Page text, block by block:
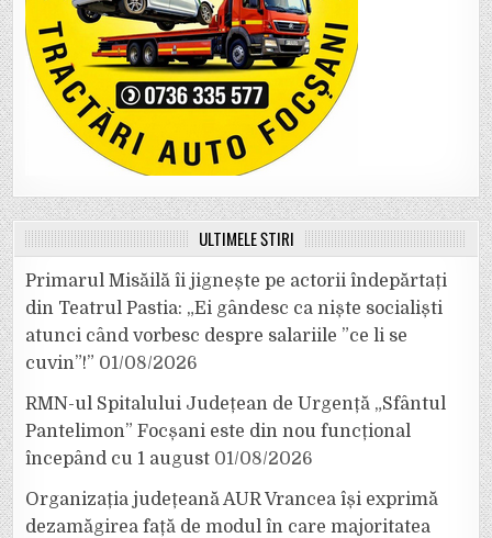
ULTIMELE ȘTIRI
Primarul Misăilă îi jignește pe actorii îndepărtați
din Teatrul Pastia: „Ei gândesc ca niște socialiști
atunci când vorbesc despre salariile ”ce li se
cuvin”!” 01/08/2026
RMN-ul Spitalului Județean de Urgență „Sfântul
Pantelimon” Focșani este din nou funcțional
începând cu 1 august 01/08/2026
Organizația județeană AUR Vrancea își exprimă
dezamăgirea față de modul în care majoritatea